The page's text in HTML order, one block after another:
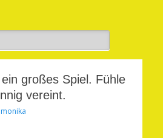
großes Spiel. Fühle
vereint.
monika